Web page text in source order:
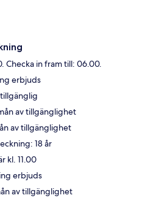
Checka in fram till: 06.00.
erbjuds
av tillgänglighet
av tillgänglighet
18 år
kl. 11.00
erbjuds
av tillgänglighet